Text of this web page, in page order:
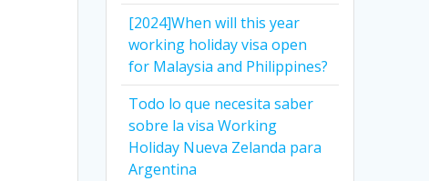
[2024]When will this year
working holiday visa open
for Malaysia and Philippines?
Todo lo que necesita saber
sobre la visa Working
Holiday Nueva Zelanda para
Argentina